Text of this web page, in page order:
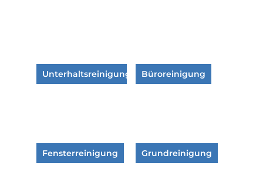
Unterhaltsreinigung Büroreinigung
Fensterreinigung Grundreinigung